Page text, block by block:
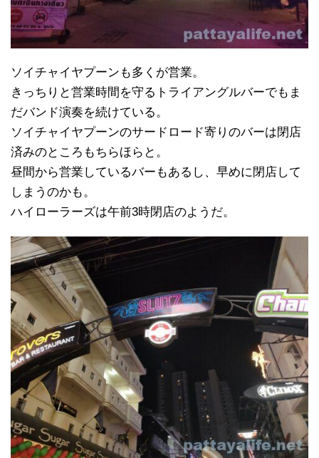
ソイチャイヤプーンも多くが営業。
きっちりと営業時間を守るトライアングルバーでもま
だバンド演奏を続けている。
ソイチャイヤプーンのサードロード寄りのバーは閉店
済みのところもちらほらと。
昼間から営業しているバーもあるし、早めに閉店して
しまうのかも。
ハイローラーズは午前3時閉店のようだ。